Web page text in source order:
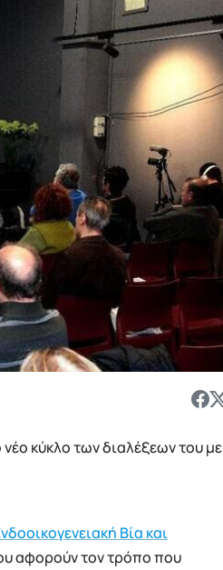
κύκλο των διαλέξεων του με
Βία και
αφορούν τον τρόπο που